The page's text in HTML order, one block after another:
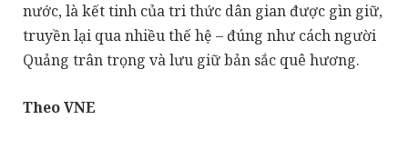
nước, là kết tinh của tri thức dân gian được gìn giữ,
truyền lại qua nhiều thế hệ – đúng như cách người
Quảng trân trọng và lưu giữ bản sắc quê hương.
Theo VNE